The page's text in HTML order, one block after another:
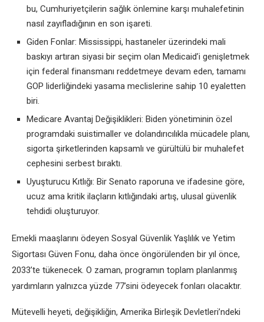
bu, Cumhuriyetçilerin sağlık önlemine karşı muhalefetinin
nasıl zayıfladığının en son işareti.
Giden Fonlar: Mississippi, hastaneler üzerindeki mali
baskıyı artıran siyasi bir seçim olan Medicaid’i genişletmek
için federal finansmanı reddetmeye devam eden, tamamı
GOP liderliğindeki yasama meclislerine sahip 10 eyaletten
biri.
Medicare Avantaj Değişiklikleri: Biden yönetiminin özel
programdaki suistimaller ve dolandırıcılıkla mücadele planı,
sigorta şirketlerinden kapsamlı ve gürültülü bir muhalefet
cephesini serbest bıraktı.
Uyuşturucu Kıtlığı: Bir Senato raporuna ve ifadesine göre,
ucuz ama kritik ilaçların kıtlığındaki artış, ulusal güvenlik
tehdidi oluşturuyor.
Emekli maaşlarını ödeyen Sosyal Güvenlik Yaşlılık ve Yetim
Sigortası Güven Fonu, daha önce öngörülenden bir yıl önce,
2033’te tükenecek. O zaman, programın toplam planlanmış
yardımların yalnızca yüzde 77’sini ödeyecek fonları olacaktır.
Mütevelli heyeti, değişikliğin, Amerika Birleşik Devletleri’ndeki